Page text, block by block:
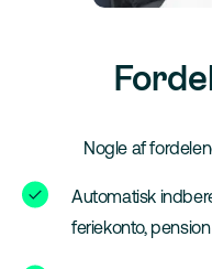
Nogle af
Automatisk
feriekonto, pension